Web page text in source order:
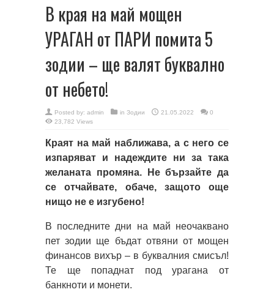
В края на май мощен
УРАГАН от ПАРИ помита 5
зодии – ще валят буквално
от небето!
Posted by: admin in Зодии 21.05.2022
0
23,782 Views
Краят на май наближава, а с него се
изпаряват и надеждите ни за така
желаната промяна. Не бързайте да
се отчайвате, обаче, защото още
нищо не е изгубено!
В последните дни на май неочаквано
пет зодии ще бъдат отвяни от мощен
финансов вихър – в буквалния смисъл!
Те ще попаднат под урагана от
банкноти и монети.